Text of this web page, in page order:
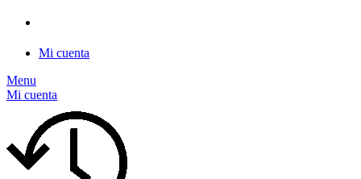
Mi cuenta
Menu
Mi cuenta